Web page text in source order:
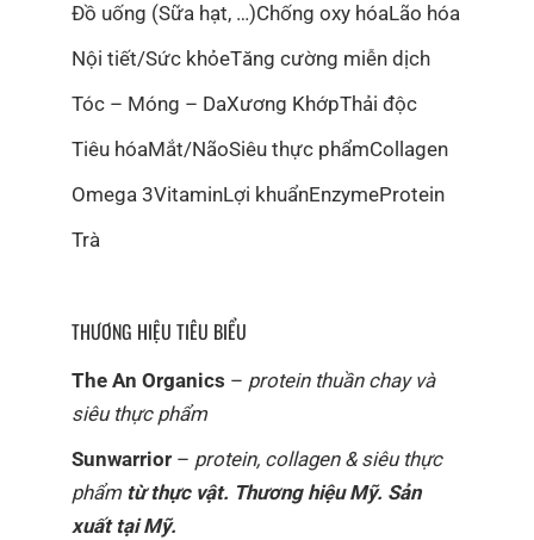
Đồ uống (Sữa hạt, …)Chống oxy hóaLão hóa
Nội tiết/Sức khỏeTăng cường miễn dịch
Tóc – Móng – DaXương KhớpThải độc
Tiêu hóaMắt/NãoSiêu thực phẩmCollagen
Omega 3VitaminLợi khuẩnEnzymeProtein
Trà
THƯƠNG HIỆU TIÊU BIỂU
The An Organics – protein thuần chay và
siêu thực phẩm
Sunwarrior – protein, collagen & siêu thực
phẩm từ thực vật. Thương hiệu Mỹ. Sản
xuất tại Mỹ.